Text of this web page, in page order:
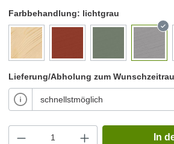
Farbbehandlung: lichtgrau
Lieferung/Abholung zum
In